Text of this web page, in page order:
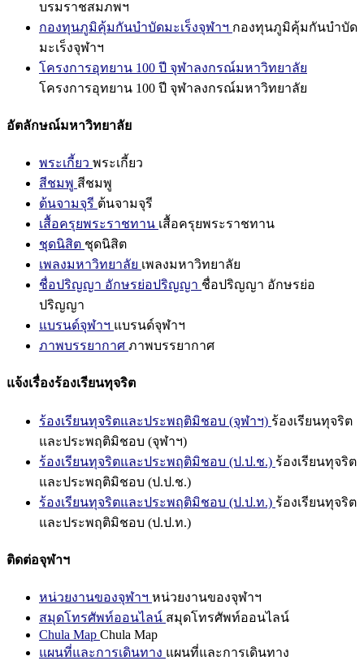
บรมราชสมภพฯ
กองทุนภูมิคุ้มกันบำบัดมะเร็งจุฬาฯ กองทุนภูมิคุ้มกันบำบัด
มะเร็งจุฬาฯ
โครงการอุทยาน 100 ปี จุฬาลงกรณ์มหาวิทยาลัย
โครงการอุทยาน 100 ปี จุฬาลงกรณ์มหาวิทยาลัย
อัตลักษณ์มหาวิทยาลัย
พระเกี้ยว พระเกี้ยว
สีชมพู สีชมพู
ต้นจามจุรี ต้นจามจุรี
เสื้อครุยพระราชทาน เสื้อครุยพระราชทาน
ชุดนิสิต ชุดนิสิต
เพลงมหาวิทยาลัย เพลงมหาวิทยาลัย
ชื่อปริญญา อักษรย่อปริญญา ชื่อปริญญา อักษรย่อ
ปริญญา
แบรนด์จุฬาฯ แบรนด์จุฬาฯ
ภาพบรรยากาศ ภาพบรรยากาศ
แจ้งเรื่องร้องเรียนทุจริต
ร้องเรียนทุจริตและประพฤติมิชอบ (จุฬาฯ) ร้องเรียนทุจริต
และประพฤติมิชอบ (จุฬาฯ)
ร้องเรียนทุจริตและประพฤติมิชอบ (ป.ป.ช.) ร้องเรียนทุจริต
และประพฤติมิชอบ (ป.ป.ช.)
ร้องเรียนทุจริตและประพฤติมิชอบ (ป.ป.ท.) ร้องเรียนทุจริต
และประพฤติมิชอบ (ป.ป.ท.)
ติดต่อจุฬาฯ
หน่วยงานของจุฬาฯ หน่วยงานของจุฬาฯ
สมุดโทรศัพท์ออนไลน์ สมุดโทรศัพท์ออนไลน์
Chula Map Chula Map
แผนที่และการเดินทาง แผนที่และการเดินทาง